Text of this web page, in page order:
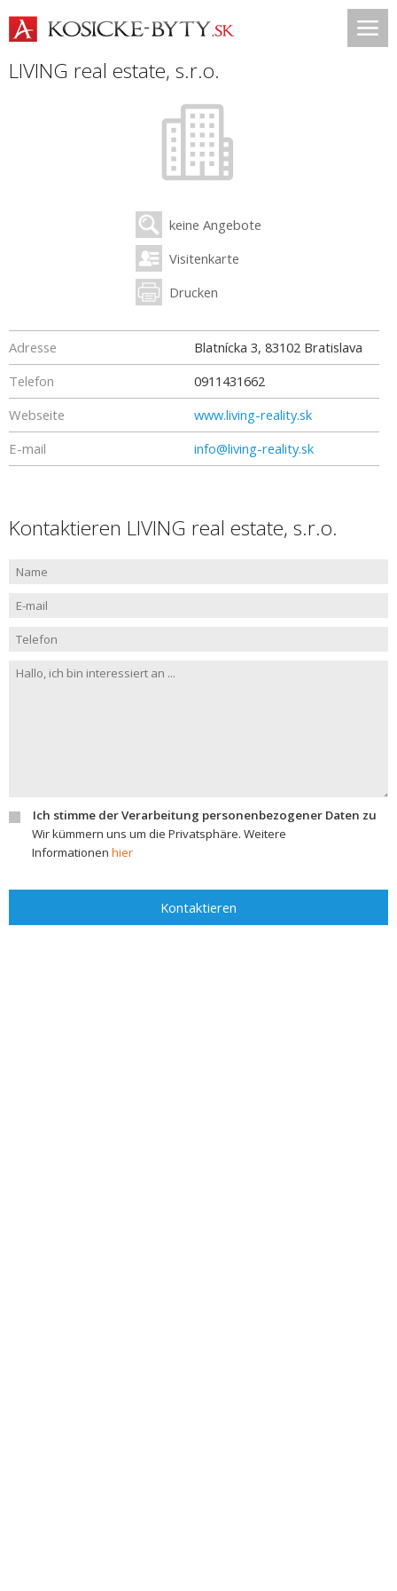
LIVING real estate, s.r.o.
keine Angebote
Visitenkarte
Drucken
Adresse Blatnícka 3, 83102 Bratislava
Telefon
0911431662
Webseite
www.living-reality.sk
E-mail
info@living-reality.sk
Kontaktieren LIVING real estate, s.r.o.
Ich stimme der Verarbeitung personenbezogener Daten zu
Wir kümmern uns um die Privatsphäre. Weitere
Informationen hier
Kontaktieren